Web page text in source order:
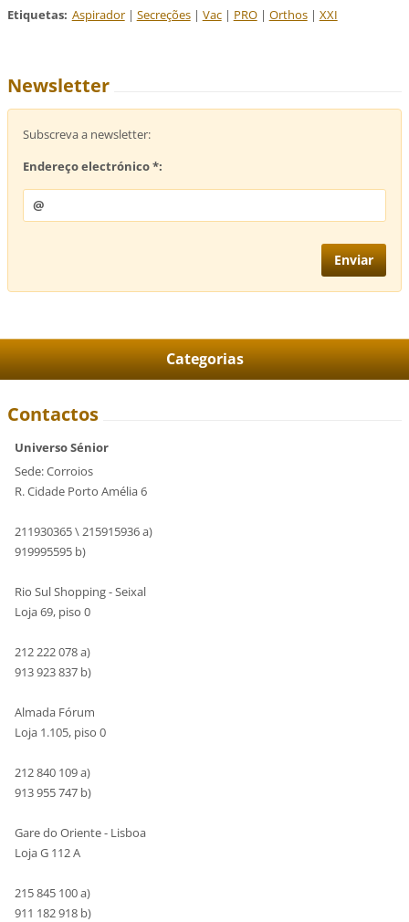
Etiquetas: Aspirador | Secreções | Vac | PRO | Orthos | XXI
Newsletter
Subscreva a newsletter:
Endereço electrónico *:
Categorias
Contactos
Universo Sénior
Sede: Corroios
R. Cidade Porto Amélia 6
211930365 \ 215915936 a)
919995595 b)
Rio Sul Shopping - Seixal
Loja 69, piso 0
212 222 078 a)
913 923 837 b)
Almada Fórum
Loja 1.105, piso 0
212 840 109 a)
913 955 747 b)
Gare do Oriente - Lisboa
Loja G 112 A
215 845 100 a)
911 182 918 b)